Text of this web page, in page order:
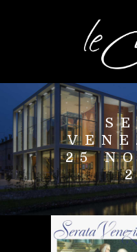
25